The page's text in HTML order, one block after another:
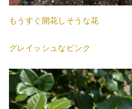
もうすぐ開花しそうな花
グレイッシュなピンク